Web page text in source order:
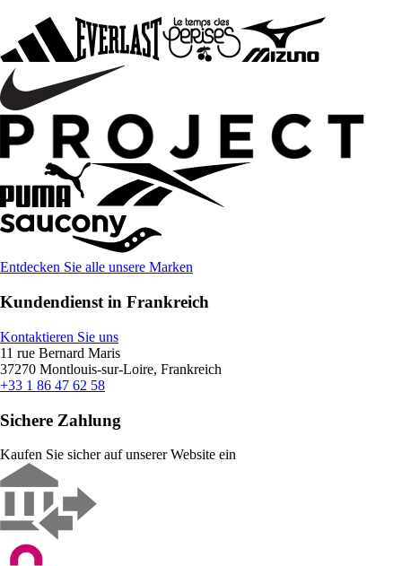
Entdecken Sie alle unsere Marken
Kundendienst in Frankreich
Kontaktieren Sie uns
11 rue Bernard Maris
37270 Montlouis-sur-Loire, Frankreich
+33 1 86 47 62 58
Sichere Zahlung
Kaufen Sie sicher auf unserer Website ein